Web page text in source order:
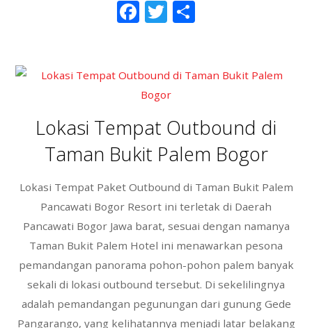
F
b
o
o
k
T
er e
Lokasi Tempat Outbound di
Taman Bukit Palem Bogor
Lokasi Tempat Paket Outbound di Taman Bukit Palem
Pancawati Bogor Resort ini terletak di Daerah
Pancawati Bogor Jawa barat, sesuai dengan namanya
Taman Bukit Palem Hotel ini menawarkan pesona
pemandangan panorama pohon-pohon palem banyak
sekali di lokasi outbound tersebut. Di sekelilingnya
adalah pemandangan pegunungan dari gunung Gede
Pangarango, yang kelihatannya menjadi latar belakang